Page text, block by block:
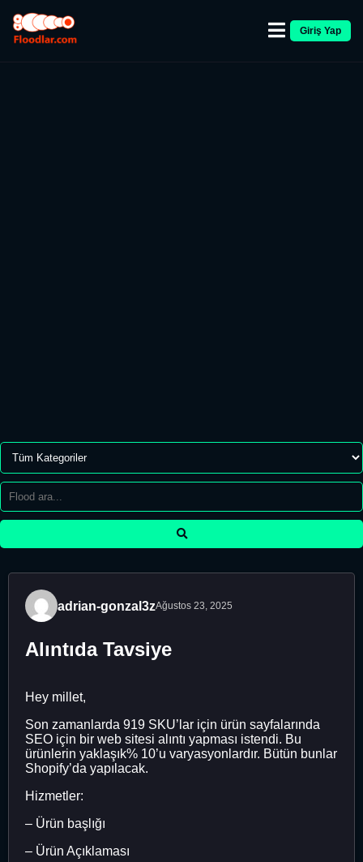
Giriş Yap
adrian-gonzal3zAğustos 23, 2025
Alıntıda Tavsiye
Hey millet,
Son zamanlarda 919 SKU’lar için ürün sayfalarında
SEO için bir web sitesi alıntı yapması istendi. Bu
ürünlerin yaklaşık% 10’u varyasyonlardır. Bütün bunlar
Shopify’da yapılacak.
Hizmetler:
– Ürün başlığı
– Ürün Açıklaması